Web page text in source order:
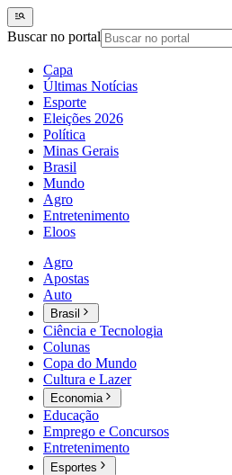
Buscar no portal
Capa
Últimas Notícias
Esporte
Eleições 2026
Política
Minas Gerais
Brasil
Mundo
Agro
Entretenimento
Eloos
Agro
Apostas
Auto
Brasil
Ciência e Tecnologia
Colunas
Copa do Mundo
Cultura e Lazer
Economia
Educação
Emprego e Concursos
Entretenimento
Esportes